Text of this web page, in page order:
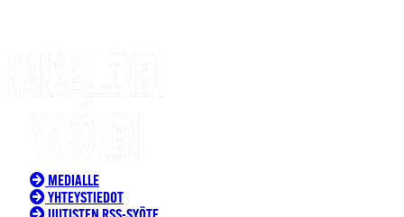
MEDIALLE
YHTEYSTIEDOT